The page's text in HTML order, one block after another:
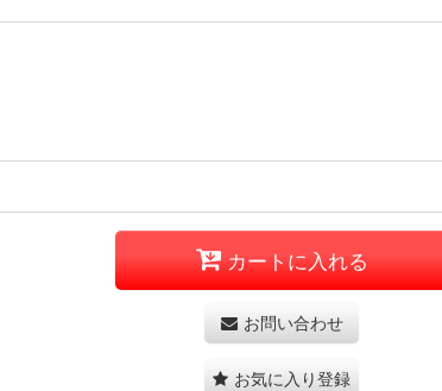
カートに入れる
お問い合わせ
お気に入り登録